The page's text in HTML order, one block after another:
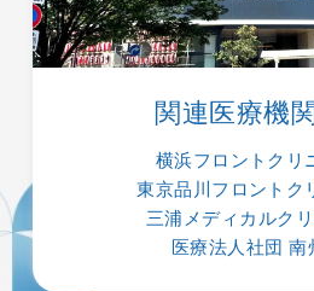
関連医療機
横浜フロントクリ
東京品川フロントク
三浦メディカルク
医療法人社団 南